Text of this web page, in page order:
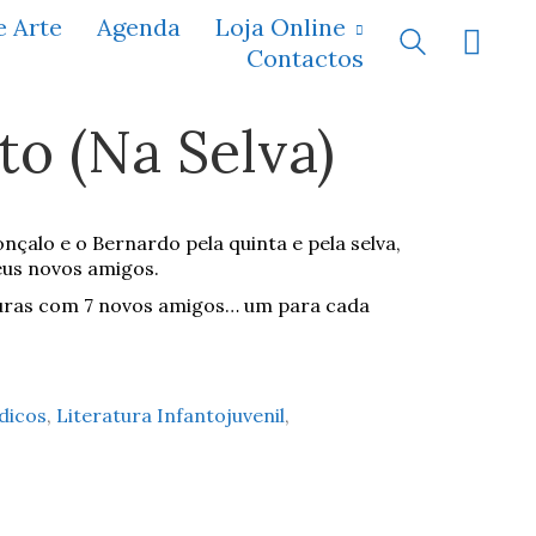
Arte Agenda
Loja Online
Contactos
(Na Selva)
e o Bernardo pela quinta e pela selva,
novos amigos.
com 7 novos amigos… um para cada
, Literatura Infantojuvenil,